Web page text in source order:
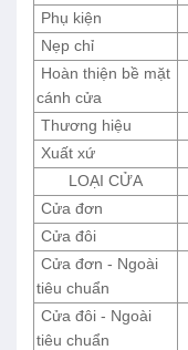
Phụ kiện
Nẹp chỉ
Hoàn thiện bề mặt
cánh cửa
Thương hiệu
Xuất xứ
LOẠI CỬA
Cửa đơn
Cửa đôi
Cửa đơn - Ngoài
tiêu chuẩn
Cửa đôi - Ngoài
tiêu chuẩn